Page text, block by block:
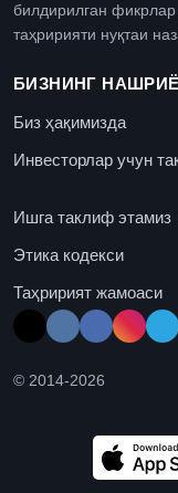
билдирилган
таҳририяти нуқтаи
БИЗНИНГ
Биз ҳақимизда
Инвесторлар учун
Ишга таклиф этамиз
Этика кодекси
Таҳририят жамоаси
© 2014-2026